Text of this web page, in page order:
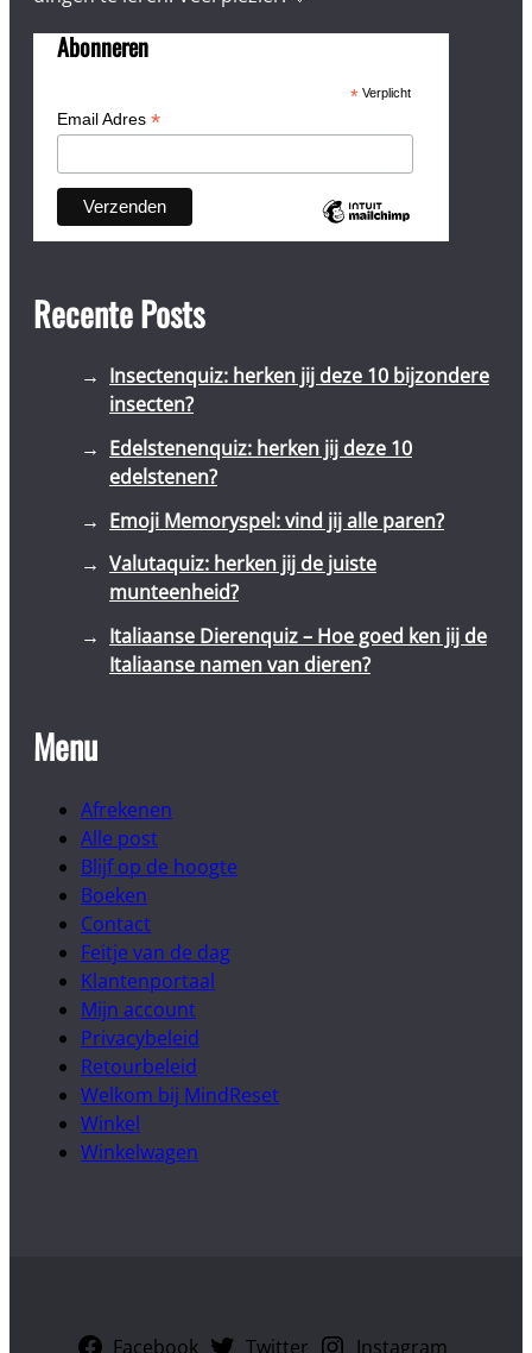
Abonneren
*Verplicht
Email Adres *
Recente Posts
Insectenquiz: herken jij deze 10 bijzondere
insecten?
Edelstenenquiz: herken jij deze 10
edelstenen?
Emoji Memoryspel: vind jij alle paren?
Valutaquiz: herken jij de juiste
munteenheid?
Italiaanse Dierenquiz – Hoe goed ken jij de
Italiaanse namen van dieren?
Menu
Afrekenen
Alle post
Blijf op de hoogte
Boeken
Contact
Feitje van de dag
Klantenportaal
Mijn account
Privacybeleid
Retourbeleid
Welkom bij MindReset
Winkel
Winkelwagen
Facebook Twitter Instagram